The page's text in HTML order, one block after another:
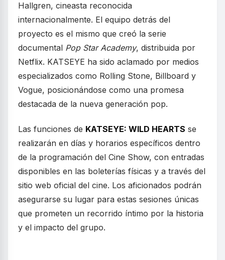
Hallgren, cineasta reconocida
internacionalmente. El equipo detrás del
proyecto es el mismo que creó la serie
documental Pop Star Academy, distribuida por
Netflix. KATSEYE ha sido aclamado por medios
especializados como Rolling Stone, Billboard y
Vogue, posicionándose como una promesa
destacada de la nueva generación pop.
Las funciones de KATSEYE: WILD HEARTS se
realizarán en días y horarios específicos dentro
de la programación del Cine Show, con entradas
disponibles en las boleterías físicas y a través del
sitio web oficial del cine. Los aficionados podrán
asegurarse su lugar para estas sesiones únicas
que prometen un recorrido íntimo por la historia
y el impacto del grupo.